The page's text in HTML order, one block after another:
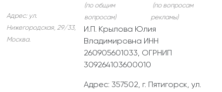
Адрес: ул.
Нижегородская, 29/33,
Москва.
(по общим
вопросам)
(по вопросам
рекламы)
И.П. Крылова Юлия
Владимировна ИНН
260905601033, ОГРНИП
309264103600010
Адрес: 357502, г. Пятигорск, ул.